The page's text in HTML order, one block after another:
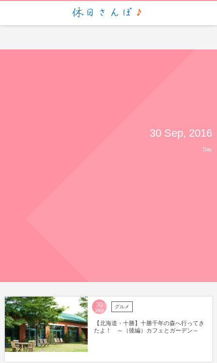
script> (function(i,s,o,g,r,a,m){i['GoogleAnalyticsObject']=r;i[r]=i[r]||function(){ (i[r].q=i[r].q||
[]).push(arguments)},i[r].l=1*new Date();a=s.createElement(o), m=s.getElementsByTagName(o)
[0];a.async=1;a.src=g;m.parentNode.insertBefore(a,m) })
(window,document,'script','https://www.google-analytics.com/analytics.js','ga'); ga('create', 'UA-
30 Sep, 2016
Day
30
Sep
グルメ
【北海道・十勝】十勝千年の森へ行ってき
たよ！ ～（後編）カフェとガーデン～